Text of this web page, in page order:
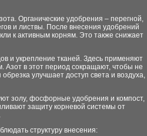
Органические удобрения – перегной,
и листвы. После внесения удобрений
к активным корням. Это также снижает
и укрепление тканей. Здесь применяют
в этот период сокращают, чтобы не
улучшает доступ света и воздуха,
золу, фосфорные удобрения и компост,
защиту корневой системы от
структуру внесения: